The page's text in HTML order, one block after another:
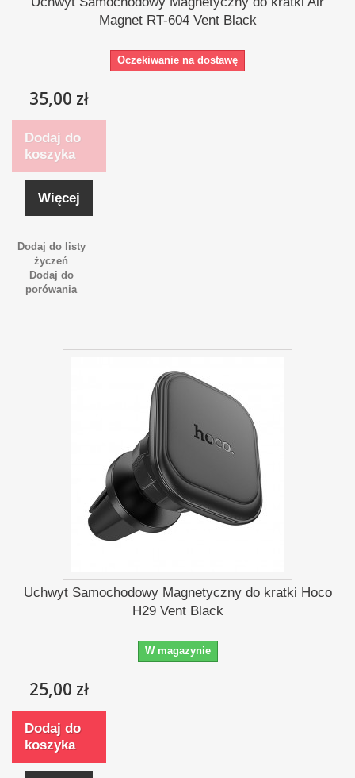
Magnet RT-604 Vent Black
Oczekiwanie na dostawę
35,00 zł
Dodaj do
koszyka
Więcej
Dodaj do listy
życzeń
Dodaj do
porówania
Uchwyt Samochodowy Magnetyczny do kratki Hoco
H29 Vent Black
W magazynie
25,00 zł
Dodaj do
koszyka